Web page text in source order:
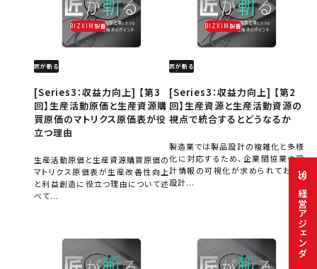
BIZXIM製番
匠が斬る
[Series3：収益力向上] 【第3
回】生産活動原価と生産資源購
買原価のマトリクス原価表が役
立つ理由
生産活動原価と生産資源購買原価の
マトリクス原価表が生産改善性向上
と利益創造に役立つ理由について述
べて...
BIZXIM製番
匠が斬る
[Series3：収益力向上] 【第2
回】生産資源と生産活動資源の
視点で統合するとどうなるか
製造業では製品設計の複雑化と多様
化に対応するため、企業間協業や設
計情報の可視化が求められており、
設計...
10
の経営アジェンダ